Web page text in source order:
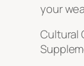
your
Cultural